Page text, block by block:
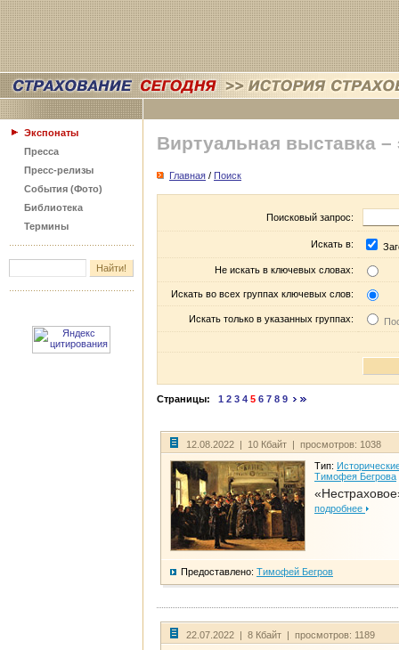
Экспонаты
Пресса
Пресс-релизы
События (Фото)
Библиотека
Термины
Виртуальная выставка –
Главная / Поиск
Поисковый запрос:
Искать в:
Не искать в ключевых словах:
Искать во всех группах ключевых слов:
Искать только в указанных группах:
Страницы: 1 2 3 4 5 6 7 8 9
12.08.2022 | 10 Кбайт | просмотров: 1038
Тип:
Тимофея Бегрова
подробнее
Предоставлено: Тимофей Бегров
22.07.2022 | 8 Кбайт | просмотров: 1189